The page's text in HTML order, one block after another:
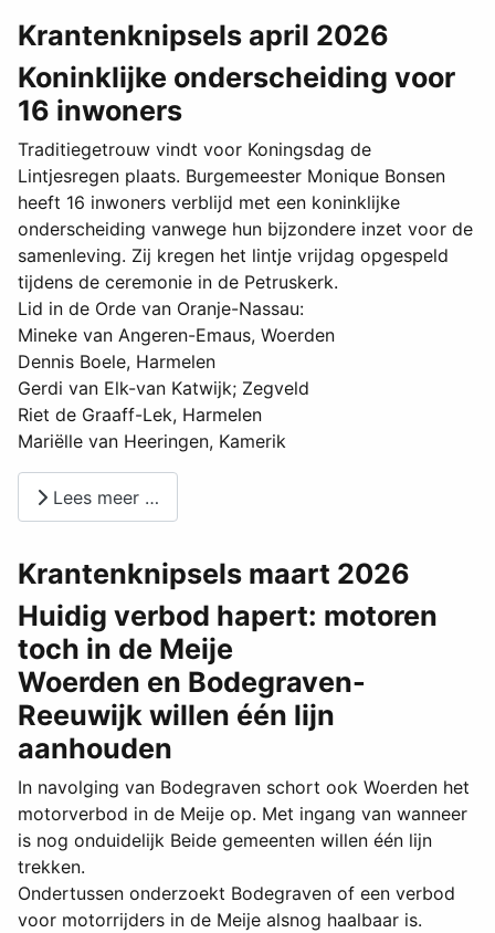
Krantenknipsels april 2026
Koninklijke onderscheiding voor
16 inwoners
Traditiegetrouw vindt voor Koningsdag de
Lintjesregen plaats. Burgemeester Monique Bonsen
heeft 16 inwoners verblijd met een koninklijke
onderscheiding vanwege hun bijzondere inzet voor de
samenleving. Zij kregen het lintje vrijdag opgespeld
tijdens de ceremonie in de Petruskerk.
Lid in de Orde van Oranje-Nassau:
Mineke van Angeren-Emaus, Woerden
Dennis Boele, Harmelen
Gerdi van Elk-van Katwijk; Zegveld
Riet de Graaff-Lek, Harmelen
Mariëlle van Heeringen, Kamerik
Lees meer …
Krantenknipsels maart 2026
Huidig verbod hapert: motoren
toch in de Meije
Woerden en Bodegraven-
Reeuwijk willen één lijn
aanhouden
In navolging van Bodegraven schort ook Woerden het
motorverbod in de Meije op. Met ingang van wanneer
is nog onduidelijk Beide gemeenten willen één lijn
trekken.
Ondertussen onderzoekt Bodegraven of een verbod
voor motorrijders in de Meije alsnog haalbaar is.